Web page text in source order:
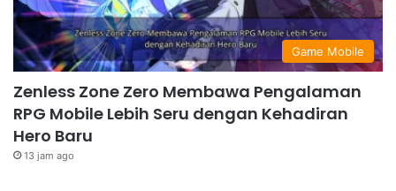
Game Mobile
Zenless Zone Zero Membawa Pengalaman
RPG Mobile Lebih Seru dengan Kehadiran
Hero Baru
13 jam ago